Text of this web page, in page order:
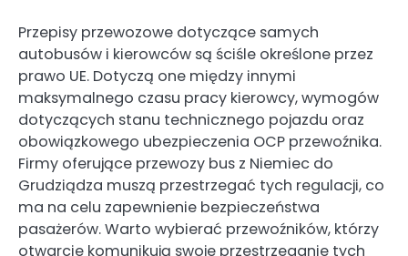
Przepisy przewozowe dotyczące samych
autobusów i kierowców są ściśle określone przez
prawo UE. Dotyczą one między innymi
maksymalnego czasu pracy kierowcy, wymogów
dotyczących stanu technicznego pojazdu oraz
obowiązkowego ubezpieczenia OCP przewoźnika.
Firmy oferujące przewozy bus z Niemiec do
Grudziądza muszą przestrzegać tych regulacji, co
ma na celu zapewnienie bezpieczeństwa
pasażerów. Warto wybierać przewoźników, którzy
otwarcie komunikują swoje przestrzeganie tych